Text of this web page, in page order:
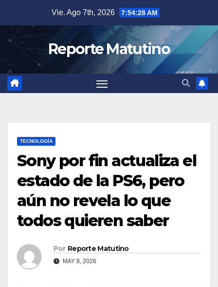
contenido
Vie. Ago 7th, 2026 7:54:29 AM
Reporte Matutino
TECNOLOGÍA
Sony por fin actualiza el
estado de la PS6, pero
aún no revela lo que
todos quieren saber
Por Reporte Matutino
MAY 8, 2026